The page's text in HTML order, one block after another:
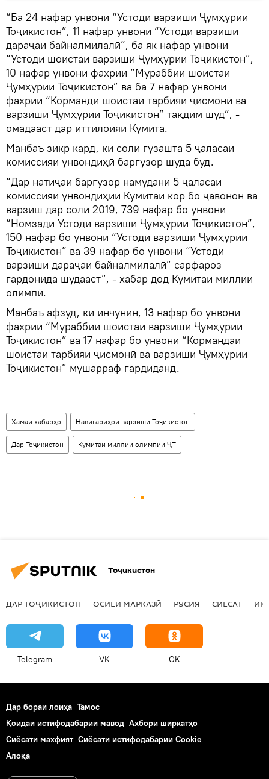
“Ба 24 нафар унвони “Устоди варзиши Ҷумҳурии
Тоҷикистон”, 11 нафар унвони “Устоди варзиши
дараҷаи байналмилалӣ”, ба як нафар унвони
“Устоди шоистаи варзиши Ҷумҳурии Тоҷикистон”,
10 нафар унвони фахрии “Мураббии шоистаи
Ҷумҳурии Тоҷикистон” ва ба 7 нафар унвони
фахрии “Корманди шоистаи тарбияи ҷисмонӣ ва
варзиши Ҷумҳурии Тоҷикистон” тақдим шуд”, -
омадааст дар иттилоияи Кумита.
Манбаъ зикр кард, ки соли гузашта 5 ҷаласаи
комиссияи унвондиҳӣ баргузор шуда буд.
“Дар натиҷаи баргузор намудани 5 ҷаласаи
комиссияи унвондиҳии Кумитаи кор бо ҷавонон ва
варзиш дар соли 2019, 739 нафар бо унвони
“Номзади Устоди варзиши Ҷумҳурии Тоҷикистон”,
150 нафар бо унвони “Устоди варзиши Ҷумҳурии
Тоҷикистон” ва 39 нафар бо унвони “Устоди
варзиши дараҷаи байналмилалӣ” сарфароз
гардонида шудааст”, - хабар дод Кумитаи миллии
олимпӣ.
Манбаъ афзуд, ки инчунин, 13 нафар бо унвони
фахрии “Мураббии шоистаи варзиши Ҷумҳурии
Тоҷикистон” ва 17 нафар бо унвони “Кормандаи
шоистаи тарбияи ҷисмонӣ ва варзиши Ҷумҳурии
Тоҷикистон” мушарраф гардиданд.
Ҳамаи хабарҳо Навигариҳои варзиши Тоҷикистон
Дар Тоҷикистон Кумитаи миллии олимпии ҶТ
Тоҷикистон
ДАР ТОҶИКИСТОН ОСИЁИ МАРКАЗӢ РУСИЯ СИЁСАТ
Telegram VK OK
Дар бораи лоиҳа Тамос
Қоидаи истифодабарии мавод Ахбори ширкатҳо
Сиёсати махфият Сиёсати истифодабарии Cookie
Алоқа